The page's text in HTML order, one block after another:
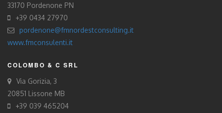
33170 Pordenone PN
+39 0434 27970
pordenone@fmnordestconsulting.it
www.fmconsulenti.it
COLOMBO & C SRL
Via Gorizia, 3
20851 Lissone MB
+39 039 465204